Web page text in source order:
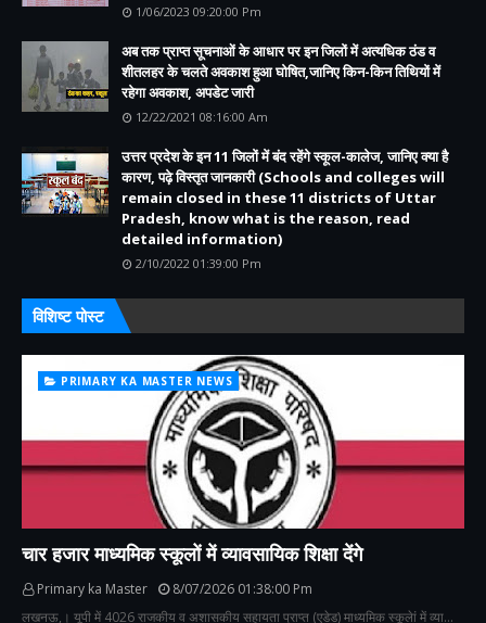
1/06/2023 09:20:00 Pm
अब तक प्राप्त सूचनाओं के आधार पर इन जिलों में अत्यधिक ठंड व
शीतलहर के चलते अवकाश हुआ घोषित,जानिए किन-किन तिथियों में
रहेगा अवकाश, अपडेट जारी
12/22/2021 08:16:00 Am
उत्तर प्रदेश के इन 11 जिलों में बंद रहेंगे स्कूल-कालेज, जानिए क्या है
कारण, पढ़े विस्तृत जानकारी (Schools and colleges will
remain closed in these 11 districts of Uttar
Pradesh, know what is the reason, read
detailed information)
2/10/2022 01:39:00 Pm
विशिष्ट पोस्ट
PRIMARY KA MASTER NEWS
चार हजार माध्यमिक स्कूलों में व्यावसायिक शिक्षा देंगे
Primary ka Master
8/07/2026 01:38:00 Pm
लखनऊ,। यूपी में 4026 राजकीय व अशासकीय सहायता प्राप्त (एडेड) माध्यमिक स्कूलेां में व्या…